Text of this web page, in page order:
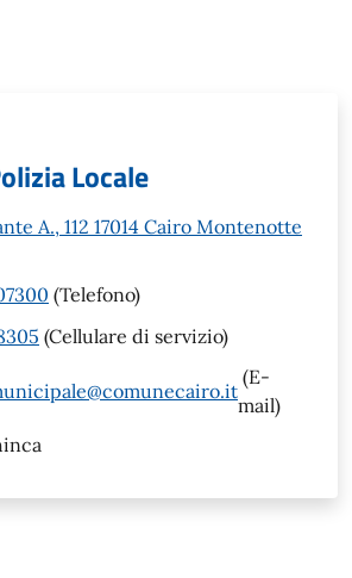
Locale
A., 112 17014 Cairo Montenotte
(Telefono)
(Cellulare di servizio)
(E-
mail)